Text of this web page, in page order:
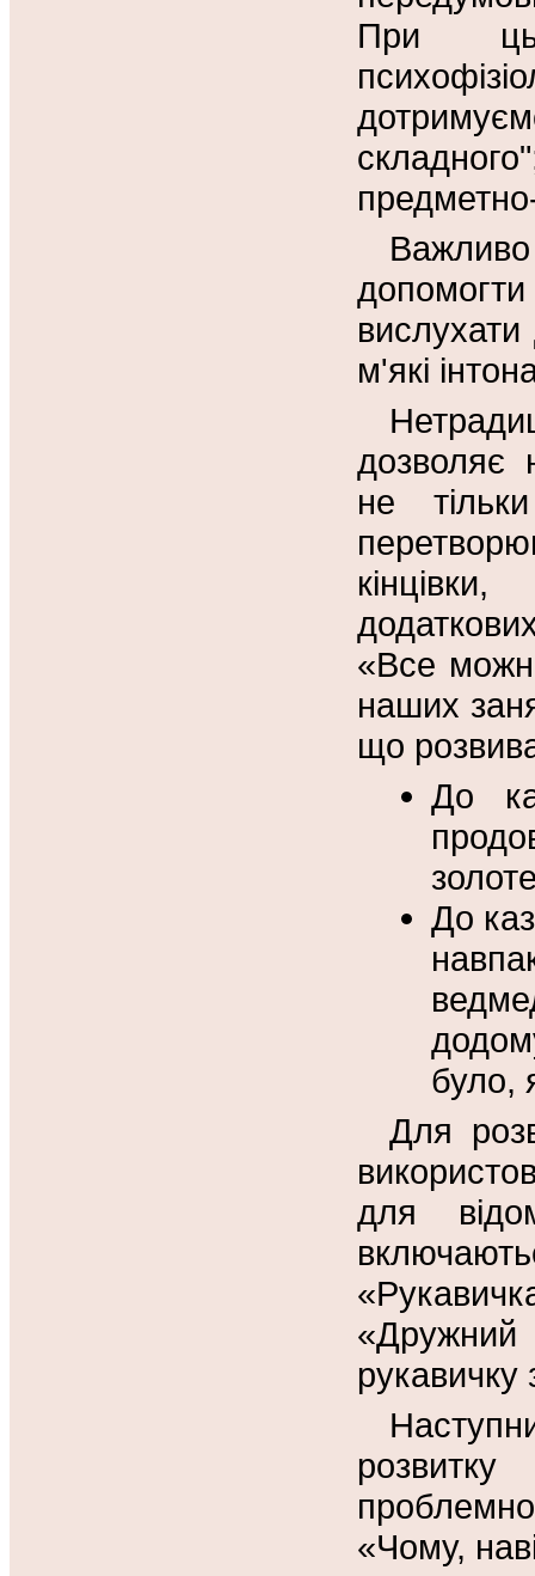
При
вислухати
м'які
дозволяє
не
«Все
наших
що
До
До
було,
Для
для
рукавичку
«Чому,